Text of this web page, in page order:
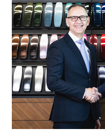
عُمان، والإمارات، تواصل
مزوّدي خدمات الدفع ترخيصاً
العاملة في دول الخليج. كما
توحيد وتبسيط عمليات الدفع
وشمال إفريقيا، انسجاماً
المدفوعات في المنطقة. يشهد
نمواً متسارعاً، إذ من ...